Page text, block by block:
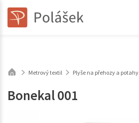
Metrový textil Plyše na přehozy a potahy
Bonekal 001